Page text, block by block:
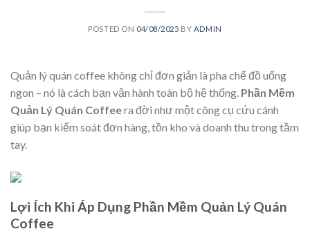
POSTED ON 04/08/2025 BY ADMIN
Quản lý quán coffee không chỉ đơn giản là pha chế đồ uống
ngon – nó là cách bạn vận hành toàn bộ hệ thống. Phần Mềm
Quản Lý Quán Coffeera đời như một công cụ cứu cánh
giúp bạn kiểm soát đơn hàng, tồn kho và doanh thu trong tầm
tay.
Lợi Ích Khi Áp Dụng Phần Mềm Quản Lý Quán
Coffee